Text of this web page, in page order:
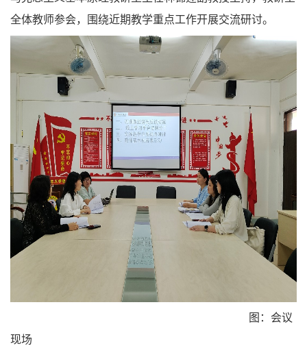
全体教师参会，围绕近期教学重点工作开展交流研讨。
图：会议
现场